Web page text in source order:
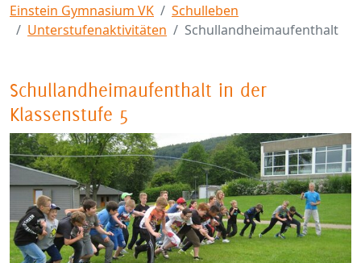
Einstein Gymnasium VK
Schulleben
Unterstufenaktivitäten
Schullandheimaufenthalt
Schullandheimaufenthalt in der
Klassenstufe 5